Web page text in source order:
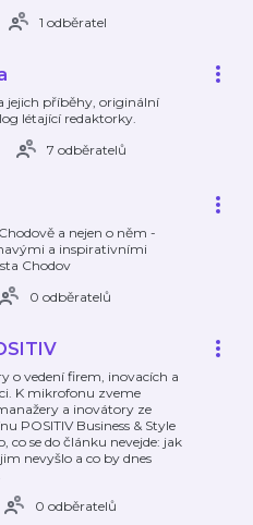
1 odběratel
jejich příběhy, originální
létající redaktorky.
7 odběratelů
a nejen o něm -
a inspirativními
Chodov
0 odběratelů
o vedení firem, inovacích a
K mikrofonu zveme
a inovátory ze
POSITIV Business & Style
co se do článku nevejde: jak
nevyšlo a co by dnes
0 odběratelů